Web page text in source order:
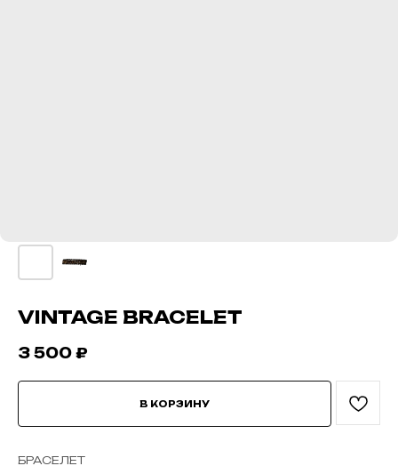
VINTAGE BRACELET
3 500 ₽
В КОРЗИНУ
БРАСЕЛЕТ